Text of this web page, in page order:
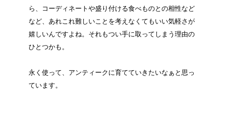
ら、コーディネートや盛り付ける食べものとの相性など
など、あれこれ難しいことを考えなくてもいい気軽さが
嬉しいんですよね。それもつい手に取ってしまう理由の
ひとつかも。
永く使って、アンティークに育てていきたいなぁと思っ
ています。